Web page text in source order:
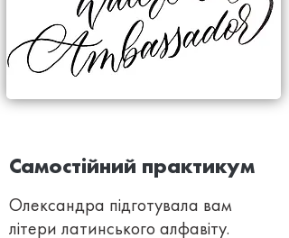
Самостійний практикум
Олександра підготувала вам
літери латинського алфавіту.